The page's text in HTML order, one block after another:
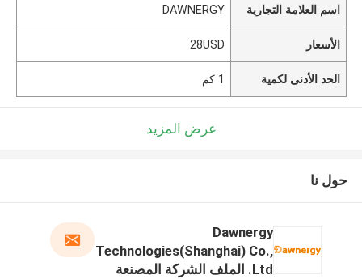
اسم العلامة التجارية DAWNERGY
الأسعار 28USD
الحد الأدنى لكمية 1 كم
عرض المزيد
حول نا
Dawnergy
Technologies(Shanghai) Co.,
Ltd. الملف الشركة المصنعة